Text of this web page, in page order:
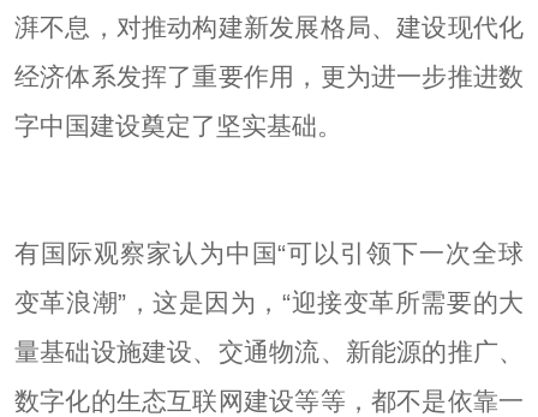
湃不息，对推动构建新发展格局、建设现代化
经济体系发挥了重要作用，更为进一步推进数
字中国建设奠定了坚实基础。
有国际观察家认为中国“可以引领下一次全球
变革浪潮”，这是因为，“迎接变革所需要的大
量基础设施建设、交通物流、新能源的推广、
数字化的生态互联网建设等等，都不是依靠一